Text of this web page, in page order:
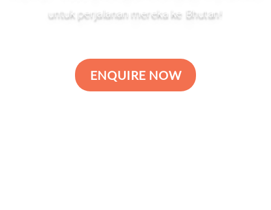
untuk perjalanan mereka ke Bhutan!
ENQUIRE NOW